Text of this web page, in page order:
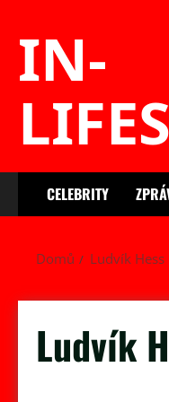
IN-
CELEBRITY
Domů Ludvík Hess
Ludvík